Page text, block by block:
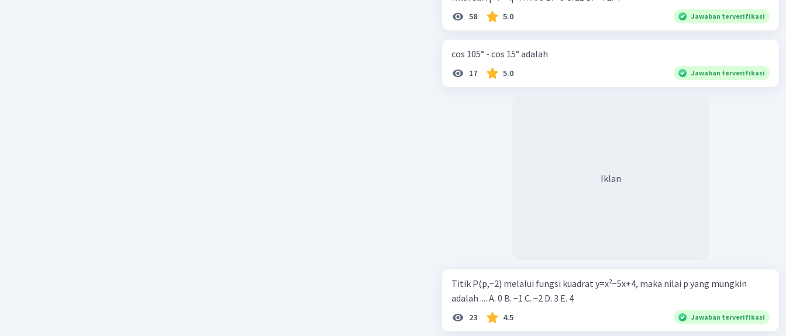
2b + 3p = 40
2b = 40 - 30
2b = 10
Uang kembalian = Rp 50.000 - Rp 15.000
58 5.0 Jawaban terverifikasi
cos 105° - cos 15° adalah
17 5.0 Jawaban terverifikasi
Iklan
Titik P(p,−2) melalui fungsi kuadrat y=x²−5x+4, maka nilai p yang mungkin
adalah .... A. 0 B. −1 C. −2 D. 3 E. 4
23 4.5 Jawaban terverifikasi